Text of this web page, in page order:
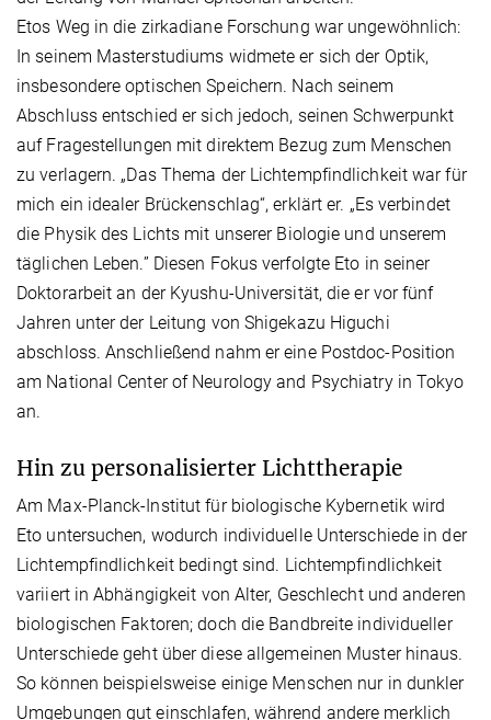
Etos Weg in die zirkadiane Forschung war ungewöhnlich:
In seinem Masterstudiums widmete er sich der Optik,
insbesondere optischen Speichern. Nach seinem
Abschluss entschied er sich jedoch, seinen Schwerpunkt
auf Fragestellungen mit direktem Bezug zum Menschen
zu verlagern. „Das Thema der Lichtempfindlichkeit war für
mich ein idealer Brückenschlag“, erklärt er. „Es verbindet
die Physik des Lichts mit unserer Biologie und unserem
täglichen Leben.” Diesen Fokus verfolgte Eto in seiner
Doktorarbeit an der Kyushu-Universität, die er vor fünf
Jahren unter der Leitung von Shigekazu Higuchi
abschloss. Anschließend nahm er eine Postdoc-Position
am National Center of Neurology and Psychiatry in Tokyo
an.
Hin zu personalisierter Lichttherapie
Am Max-Planck-Institut für biologische Kybernetik wird
Eto untersuchen, wodurch individuelle Unterschiede in der
Lichtempfindlichkeit bedingt sind. Lichtempfindlichkeit
variiert in Abhängigkeit von Alter, Geschlecht und anderen
biologischen Faktoren; doch die Bandbreite individueller
Unterschiede geht über diese allgemeinen Muster hinaus.
So können beispielsweise einige Menschen nur in dunkler
Umgebungen gut einschlafen, während andere merklich